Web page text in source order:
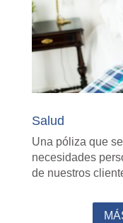
Salud
Una póliza que
necesidades
de nuestros